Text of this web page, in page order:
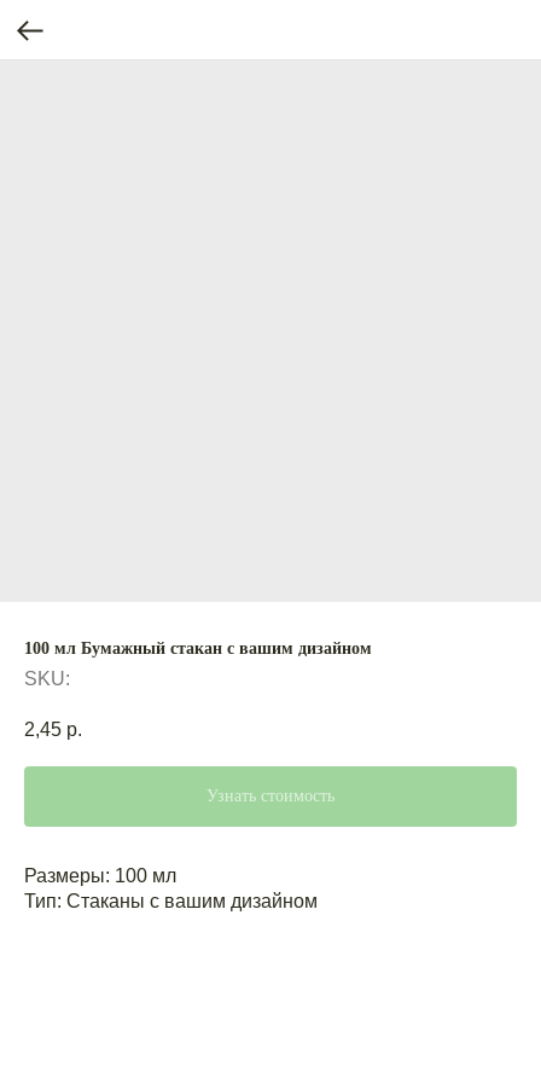
100 мл Бумажный стакан с вашим дизайном
SKU:
2,45 р.
Узнать стоимость
Размеры: 100 мл
Тип: Стаканы с вашим дизайном